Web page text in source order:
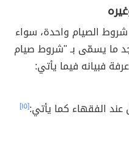
شروط الصيام واحدة، سواء
ما يسمّى بـ "شروط صيام
فبيانه فيما يأتي:
الفقهاء كما يأتي:[١٥]